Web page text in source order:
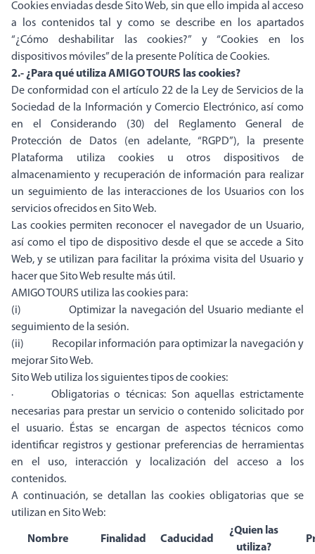
Cookies enviadas desde Sito Web, sin que ello impida al acceso
a los contenidos tal y como se describe en los apartados
“¿Cómo deshabilitar las cookies?” y “Cookies en los
dispositivos móviles” de la presente Política de Cookies.
2.- ¿Para qué utiliza AMIGO TOURS las cookies?
De conformidad con el artículo 22 de la Ley de Servicios de la
Sociedad de la Información y Comercio Electrónico, así como
en el Considerando (30) del Reglamento General de
Protección de Datos (en adelante, “RGPD”), la presente
Plataforma utiliza cookies u otros dispositivos de
almacenamiento y recuperación de información para realizar
un seguimiento de las interacciones de los Usuarios con los
servicios ofrecidos en Sito Web.
Las cookies permiten reconocer el navegador de un Usuario,
así como el tipo de dispositivo desde el que se accede a Sito
Web, y se utilizan para facilitar la próxima visita del Usuario y
hacer que Sito Web resulte más útil.
AMIGO TOURS utiliza las cookies para:
(i) Optimizar la navegación del Usuario mediante el
seguimiento de la sesión.
(ii) Recopilar información para optimizar la navegación y
mejorar Sito Web.
Sito Web utiliza los siguientes tipos de cookies:
· Obligatorias o técnicas: Son aquellas estrictamente
necesarias para prestar un servicio o contenido solicitado por
el usuario. Éstas se encargan de aspectos técnicos como
identificar registros y gestionar preferencias de herramientas
en el uso, interacción y localización del acceso a los
contenidos.
A continuación, se detallan las cookies obligatorias que se
utilizan en Sito Web:
Nombre Finalidad Caducidad
¿Quien las
utiliza?